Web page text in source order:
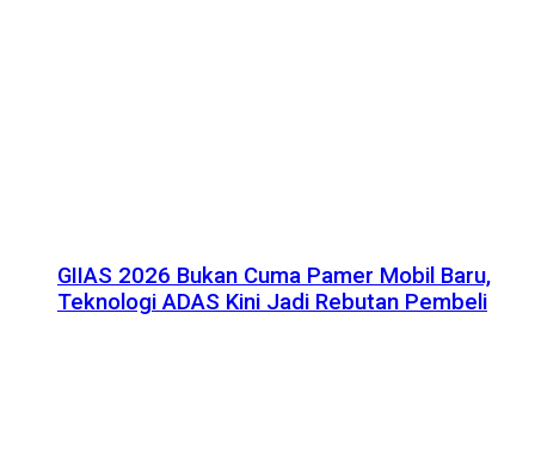
GIIAS 2026 Bukan Cuma Pamer Mobil Baru,
Teknologi ADAS Kini Jadi Rebutan Pembeli